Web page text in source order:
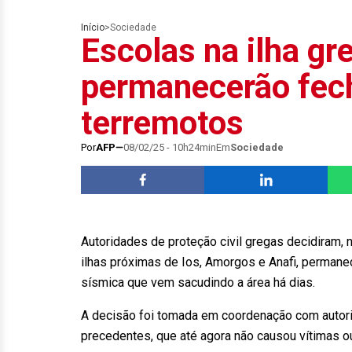
Início>Sociedade
Escolas na ilha
permanecerão
terremotos
PorAFP 08/02/25 - 10h24minEmSociedade
Autoridades de proteção civil gregas decidiram,
ilhas próximas de Ios, Amorgos e Anafi,
sísmica que vem sacudindo a área há dias.
A decisão foi tomada em coordenação com
precedentes, que até agora não causou vítimas